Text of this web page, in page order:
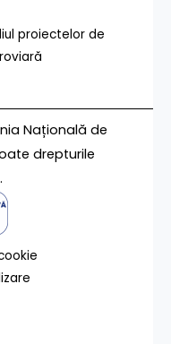
proiectelor de
Națională de
drepturile